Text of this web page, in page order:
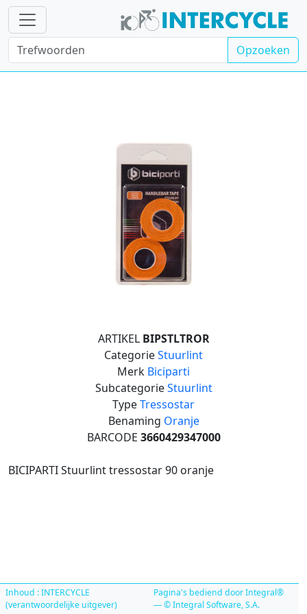
Opzoeken
ARTIKEL BIPSTLTROR
CategorieStuurlint
Merk Biciparti
SubcategorieStuurlint
TypeTressostar
Benaming Oranje
BARCODE 3660429347000
BICIPARTI Stuurlint tressostar 90 oranje
Inhoud : INTERCYCLE
(verantwoordelijke uitgever)
Pagina's bediend door Integral®
— © Integral Software, S.A.